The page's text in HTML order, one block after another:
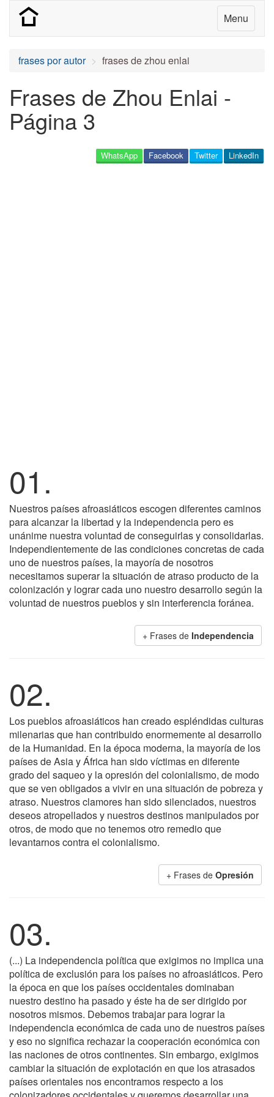
Menu
frases por autor frases de zhou enlai
Frases de Zhou Enlai -
Página 3
LinkedIn
Twitter
Facebook
WhatsApp
01.
Nuestros países afroasiáticos escogen diferentes caminos
para alcanzar la libertad y la independencia pero es
unánime nuestra voluntad de conseguirlas y consolidarlas.
Independientemente de las condiciones concretas de cada
uno de nuestros países, la mayoría de nosotros
necesitamos superar la situación de atraso producto de la
colonización y lograr cada uno nuestro desarrollo según la
voluntad de nuestros pueblos y sin interferencia foránea.
+ Frases de Independencia
02.
Los pueblos afroasiáticos han creado espléndidas culturas
milenarias que han contribuido enormemente al desarrollo
de la Humanidad. En la época moderna, la mayoría de los
países de Asia y África han sido víctimas en diferente
grado del saqueo y la opresión del colonialismo, de modo
que se ven obligados a vivir en una situación de pobreza y
atraso. Nuestros clamores han sido silenciados, nuestros
deseos atropellados y nuestros destinos manipulados por
otros, de modo que no tenemos otro remedio que
levantarnos contra el colonialismo.
+ Frases de Opresión
03.
(...) La independencia política que exigimos no implica una
política de exclusión para los países no afroasiáticos. Pero
la época en que los países occidentales dominaban
nuestro destino ha pasado y éste ha de ser dirigido por
nosotros mismos. Debemos trabajar para lograr la
independencia económica de cada uno de nuestros países
y eso no significa rechazar la cooperación económica con
las naciones de otros continentes. Sin embargo, exigimos
cambiar la situación de explotación en que los atrasados
países orientales nos encontramos respecto a los